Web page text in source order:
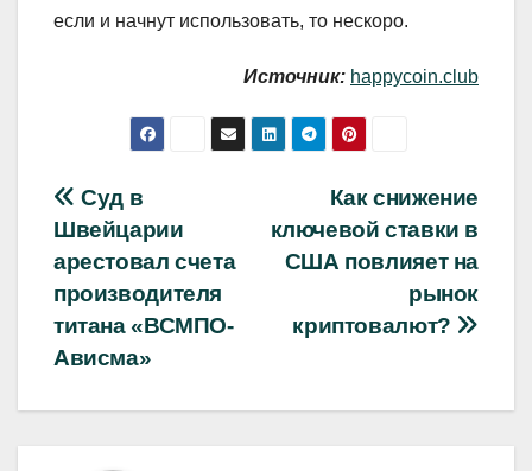
если и начнут использовать, то нескоро.
Источник: happycoin.club
Навигация
по
записям
Как снижение
ключевой ставки в
США повлияет на
рынок
криптовалют?
Суд в
Швейцарии
арестовал счета
производителя
титана «ВСМПО-
Ависма»